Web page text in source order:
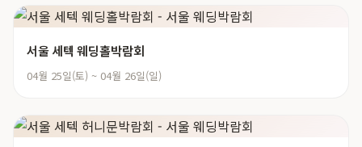
서울 세텍 웨딩홀박람회
04월 25일(토) ~ 04월 26일(일)